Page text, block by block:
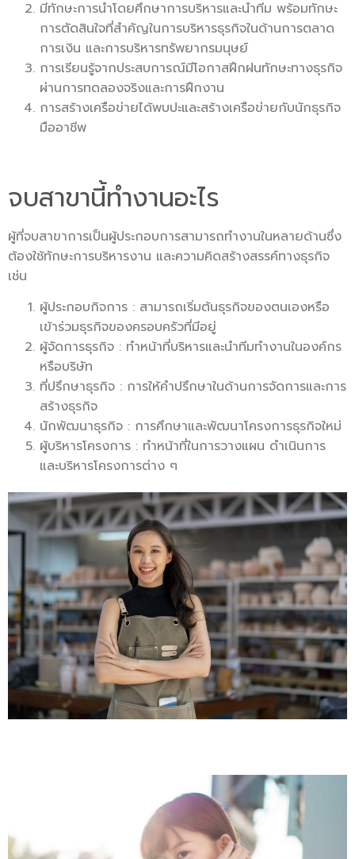
มีทักษะการนำโดยศึกษาการบริหารและนำทีม พร้อมทักษะ
การตัดสินใจที่สำคัญในการบริหารธุรกิจในด้านการตลาด
การเงิน และการบริหารทรัพยากรมนุษย์
การเรียนรู้จากประสบการณ์มีโอกาสฝึกฝนทักษะทางธุรกิจ
ผ่านการทดลองจริงและการฝึกงาน
การสร้างเครือข่ายได้พบปะและสร้างเครือข่ายกับนักธุรกิจ
มืออาชีพ
จบสาขานี้ทำงานอะไร​
ผู้ที่จบสาขาการเป็นผู้ประกอบการสามารถทำงานในหลายด้านซึ่ง
ต้องใช้ทักษะการบริหารงาน และความคิดสร้างสรรค์ทางธุรกิจ
เช่น
ผู้ประกอบกิจการ : สามารถเริ่มต้นธุรกิจของตนเองหรือ
เข้าร่วมธุรกิจของครอบครัวที่มีอยู่
ผู้จัดการธุรกิจ : ทำหน้าที่บริหารและนำทีมทำงานในองค์กร
หรือบริษัท
ที่ปรึกษาธุรกิจ : การให้คำปรึกษาในด้านการจัดการและการ
สร้างธุรกิจ
นักพัฒนาธุรกิจ : การศึกษาและพัฒนาโครงการธุรกิจใหม่
ผู้บริหารโครงการ : ทำหน้าที่ในการวางแผน ดำเนินการ
และบริหารโครงการต่าง ๆ